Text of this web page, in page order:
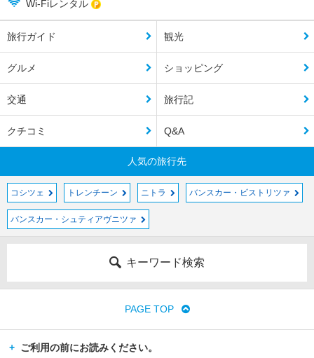
Wi-Fiレンタル
旅行ガイド 観光
グルメ ショッピング
交通 旅行記
クチコミ Q&A
人気の旅行先
コシツェ トレンチーン ニトラ バンスカー・ビストリツァ
バンスカー・シュティアヴニツァ
キーワード検索
PAGE TOP
ご利用の前にお読みください。